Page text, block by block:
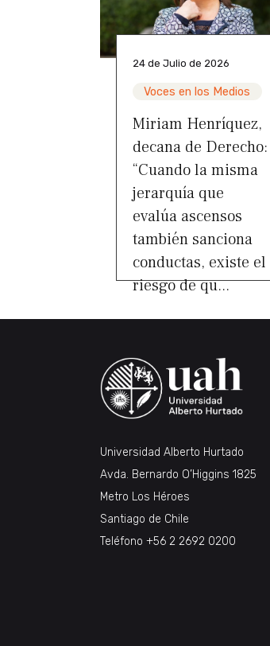
24 de Julio de 2026
Voces en los Medios
Miriam Henríquez,
decana de Derecho:
“Cuando la misma
jerarquía que
evalúa ascensos
también sanciona
conductas, existe el
riesgo de qu...
Universidad Alberto Hurtado
Avda. Bernardo O’Higgins 1825
Metro Los Héroes
Santiago de Chile
Teléfono +56 2 2692 0200